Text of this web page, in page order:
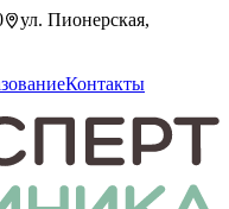
ул. Пионерская,
Контакты